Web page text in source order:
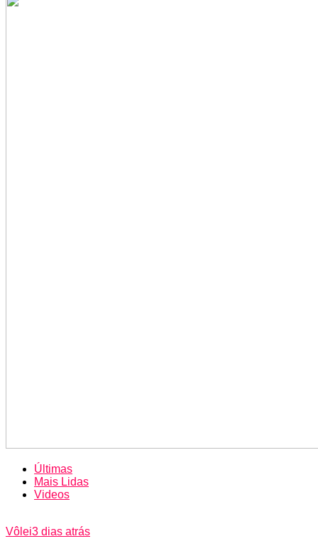
Últimas
Mais Lidas
Videos
Vôlei3 dias atrás